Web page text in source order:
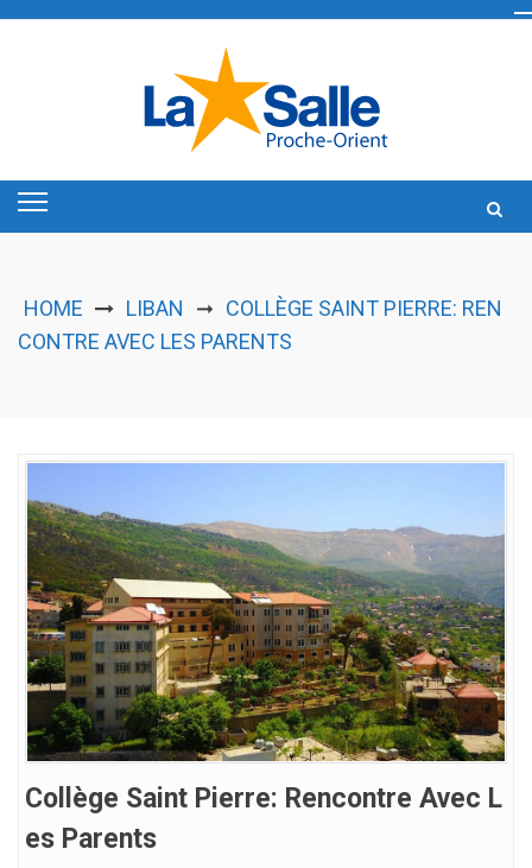
HOME LIBAN ➞ COLLÈGE SAINT PIERRE: REN
CONTRE AVEC LES PARENTS
Collège Saint Pierre: Rencontre Avec L
Es Parents